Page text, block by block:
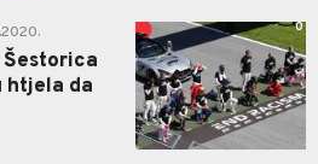
Šestorica
htjela da
0